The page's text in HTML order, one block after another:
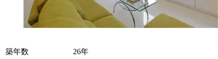
築年数 26年